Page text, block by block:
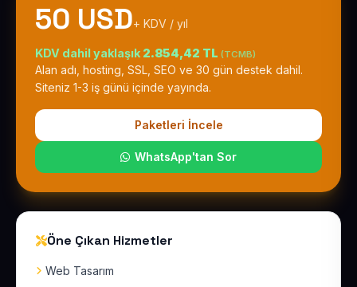
50 USD+ KDV / yıl
KDV dahil yaklaşık 2.854,42 TL (TCMB)
Alan adı, hosting, SSL, SEO ve 30 gün destek dahil.
Siteniz 1-3 iş günü içinde yayında.
Paketleri İncele
WhatsApp'tan Sor
Öne Çıkan Hizmetler
Web Tasarım